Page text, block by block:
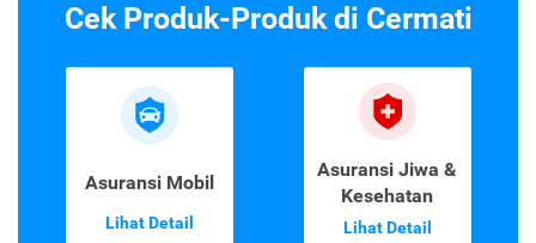
Cek Produk-Produk di Cermati
Asuransi Mobil
Lihat Detail
Asuransi Jiwa &
Kesehatan
Lihat Detail